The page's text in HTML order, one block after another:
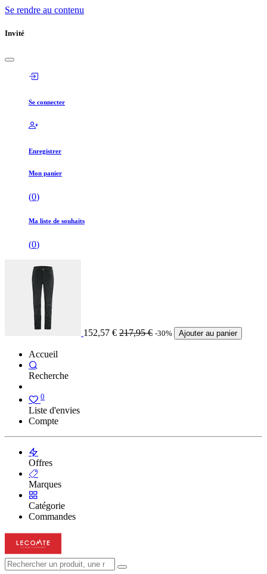
Se rendre au contenu
Invité
Se connecter
Enregistrer
Mon panier
(0)
Ma liste de souhaits
(0)
152,57 € 217,95€ -30% Ajouter au panier
Accueil
Recherche
0
Liste d'envies
Compte
Offres
Marques
Catégorie
Commandes